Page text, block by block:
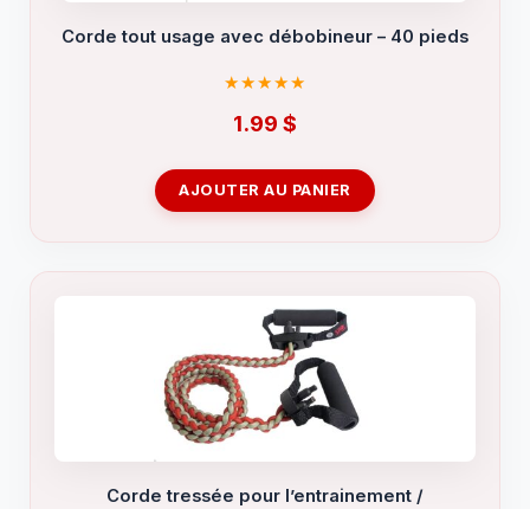
Corde tout usage avec débobineur – 40 pieds
1.99 $
AJOUTER AU PANIER
Corde tressée pour l’entrainement /